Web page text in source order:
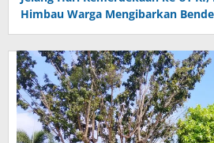
Himbau Warga Mengibarkan